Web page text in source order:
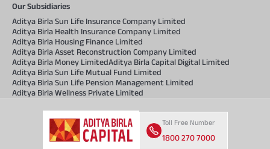
Our Subsidiaries
Aditya Birla Sun Life Insurance Company Limited
Aditya Birla Health Insurance Company Limited
Aditya Birla Housing Finance Limited
Aditya Birla Asset Reconstruction Company Limited
Aditya Birla Money LimitedAditya Birla Capital Digital Limited
Aditya Birla Sun Life Mutual Fund Limited
Aditya Birla Sun Life Pension Management Limited
Aditya Birla Wellness Private Limited
Toll Free Number
1800 270 7000